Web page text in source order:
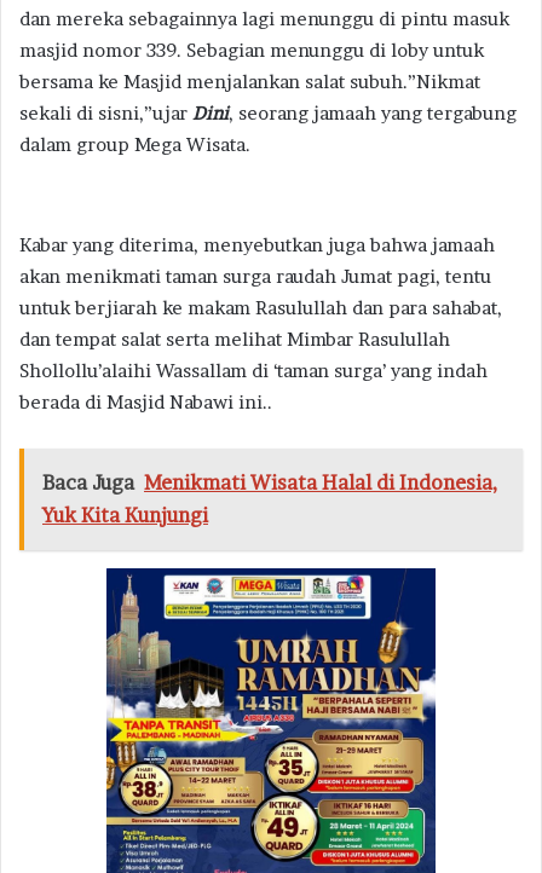
dan mereka sebagainnya lagi menunggu di pintu masuk
masjid nomor 339. Sebagian menunggu di loby untuk
bersama ke Masjid menjalankan salat subuh.”Nikmat
sekali di sisni,”ujar Dini, seorang jamaah yang tergabung
dalam group Mega Wisata.
Kabar yang diterima, menyebutkan juga bahwa jamaah
akan menikmati taman surga raudah Jumat pagi, tentu
untuk berjiarah ke makam Rasulullah dan para sahabat,
dan tempat salat serta melihat Mimbar Rasulullah
Shollollu’alaihi Wassallam di ‘taman surga’ yang indah
berada di Masjid Nabawi ini..
Baca Juga Menikmati Wisata Halal di Indonesia,
Yuk Kita Kunjungi